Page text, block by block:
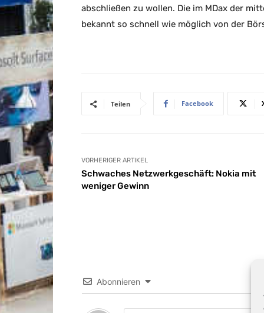
abschließen zu wollen. Die im MDax der
bekannt so schnell wie möglich von der
Teilen Facebook
VORHERIGER ARTIKEL
Schwaches Netzwerkgeschäft: Nokia mit
weniger Gewinn
Abonnieren